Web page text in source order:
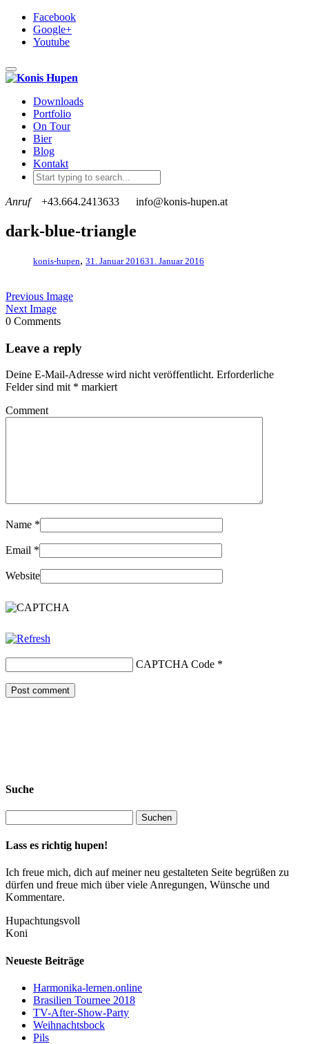
Facebook
Google+
Youtube
Toggle navigation
Downloads
Portfolio
On Tour
Bier
Blog
Kontakt
Anruf +43.664.2413633 info@konis-hupen.at
dark-blue-triangle
konis-hupen, 31. Januar 201631. Januar 2016
Previous Image
Next Image
0 Comments
Leave a reply
Deine E-Mail-Adresse wird nicht veröffentlicht. Erforderliche
Felder sind mit * markiert
Comment
Name *
Email *
Website
CAPTCHA Code *
Suche
Lass es richtig hupen!
Ich freue mich, dich auf meiner neu gestalteten Seite begrüßen zu
dürfen und freue mich über viele Anregungen, Wünsche und
Kommentare.
Hupachtungsvoll
Koni
Neueste Beiträge
Harmonika-lernen.online
Brasilien Tournee 2018
TV-After-Show-Party
Weihnachtsbock
Pils